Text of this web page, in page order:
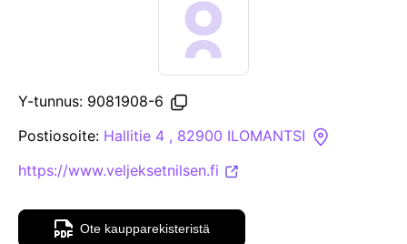
Y-tunnus: 9081908-6
Postiosoite: Hallitie 4 , 82900 ILOMANTSI
https://www.veljeksetnilsen.fi
Ote kaupparekisteristä